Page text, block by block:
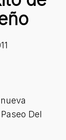
Del